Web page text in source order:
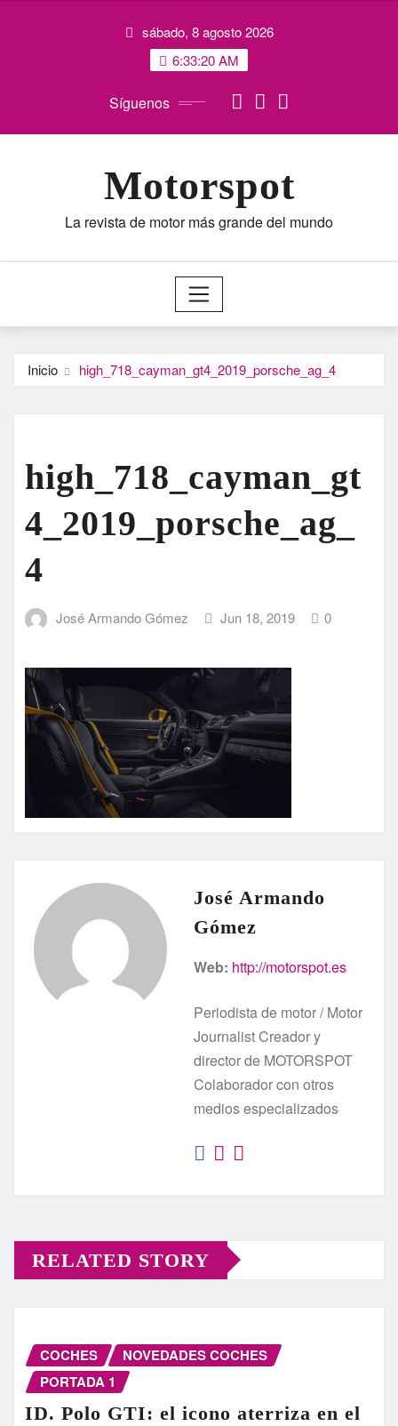
sábado, 8 agosto 2026
6:33:21 AM
Síguenos
Motorspot
La revista de motor más grande del mundo
Inicio high_718_cayman_gt4_2019_porsche_ag_4
high_718_cayman_gt
4_2019_porsche_ag_
4
José Armando Gómez Jun 18, 2019 0
José Armando
Gómez
Web: http://motorspot.es
Periodista de motor / Motor
Journalist Creador y
director de MOTORSPOT
Colaborador con otros
medios especializados
RELATED STORY
COCHES
NOVEDADES COCHES
PORTADA 1
ID. Polo GTI: el icono aterriza en el